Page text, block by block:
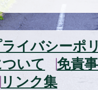
イバシーポ
いて
免責
リンク集